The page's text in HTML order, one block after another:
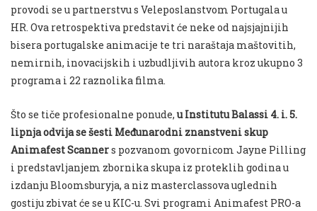
provodi se u partnerstvu s Veleposlanstvom Portugala u
HR. Ova retrospektiva predstavit će neke od najsjajnijih
bisera portugalske animacije te tri naraštaja maštovitih,
nemirnih, inovacijskih i uzbudljivih autora kroz ukupno 3
programa i 22 raznolika filma.
Što se tiče profesionalne ponude, u Institutu Balassi 4. i. 5.
lipnja odvija se šesti Međunarodni znanstveni skup
Animafest Scanners pozvanom govornicom Jayne Pilling
i predstavljanjem zbornika skupa iz proteklih godina u
izdanju Bloomsburyja, a niz masterclassova uglednih
gostiju zbivat će se u KIC-u. Svi programi Animafest PRO-a